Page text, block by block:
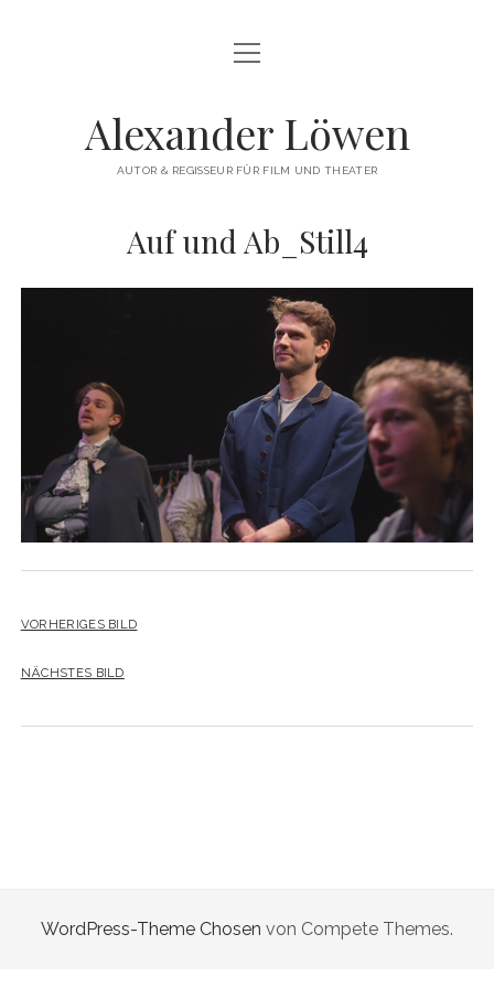
HERZLICH WILLKOMMEN
DREHBUCH & FILMREGIE
COMMERCIAL
KONTAKT
instagram
Menü
öffnen
Alexander Löwen
AUTOR & REGISSEUR FÜR FILM UND THEATER
Auf und Ab_Still4
VORHERIGES BILD
NÄCHSTES BILD
WordPress-Theme Chosen von Compete Themes.